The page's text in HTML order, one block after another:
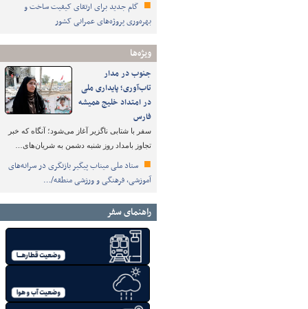
گام جدید برای ارتقای کیفیت ساخت و
بهره‌وری پروژه‌های عمرانی کشور
ویژه‌ها
جنوب در مدار
تاب‌آوری؛ پایداری ملی
در امتداد خلیج همیشه
فارس
سفر با شتابی ناگزیر آغاز می‌شود؛ آنگاه که خبر
تجاوز بامداد روز شنبه دشمن به شریان‌های…
ستاد ملی میناب پیگیر بازنگری در سرانه‌های
آموزشی، فرهنگی و ورزشی منطقه/…
راهنمای سفر